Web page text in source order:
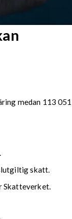
medan 113
skatt.
Skatteverket.